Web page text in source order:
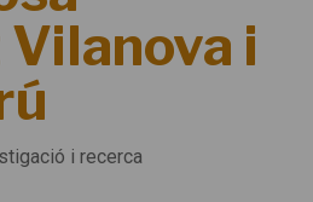
i
i recerca